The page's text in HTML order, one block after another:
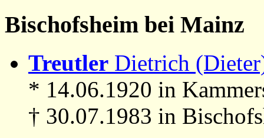
Bischofsheim bei Mainz
Treutler Dietrich
* 14.06.1920 in
† 30.07.1983 in